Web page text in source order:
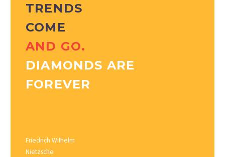
TRENDS
COME
AND GO.
DIAMONDS ARE
FOREVER
Friedrich Wilhelm
Nietzsche